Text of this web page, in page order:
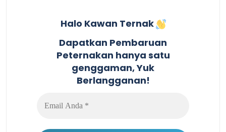
Halo Kawan Ternak
Dapatkan Pembaruan
Peternakan hanya satu
genggaman, Yuk
Berlangganan!